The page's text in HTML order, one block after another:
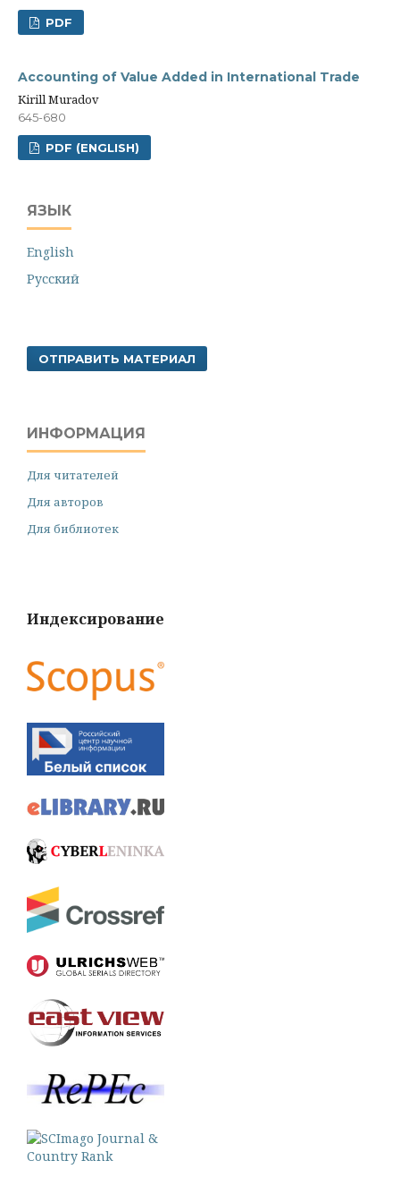
PDF
Accounting of Value Added in International Trade
Kirill Muradov
645-680
PDF (ENGLISH)
ЯЗЫК
English
Русский
ОТПРАВИТЬ МАТЕРИАЛ
ИНФОРМАЦИЯ
Для читателей
Для авторов
Для библиотек
Индексирование